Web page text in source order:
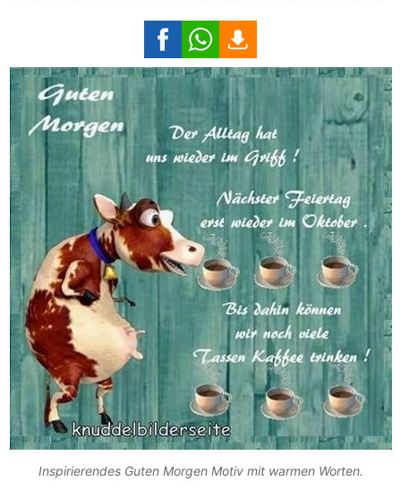
Inspirierendes Guten Morgen Motiv mit warmen Worten.